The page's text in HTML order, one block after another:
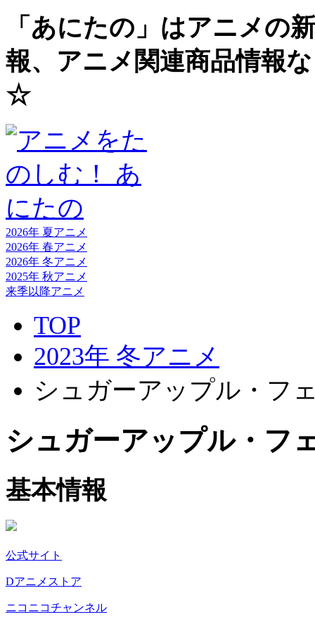
「あにたの」はアニメの
報、アニメ関連商品情報
☆
2026年 夏アニメ
2026年 春アニメ
2026年 冬アニメ
2025年 秋アニメ
来季以降アニメ
TOP
2023年 冬アニメ
シュガーアップル・フ
シュガーアップル・フ
基本情報
公式サイト
Dアニメストア
ニコニコチャンネル